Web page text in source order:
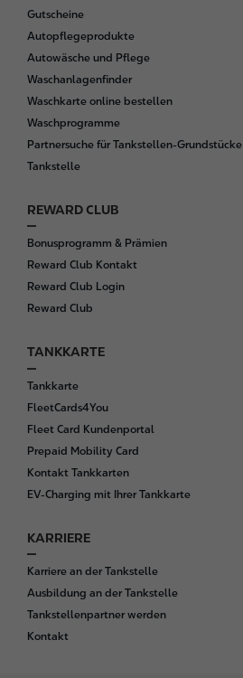
Gutscheine
Autopflegeprodukte
Autowäsche und Pflege
Waschanlagenfinder
Waschkarte online bestellen
Waschprogramme
Partnersuche für Tankstellen-Grundstücke
Tankstelle
REWARD CLUB
Bonusprogramm & Prämien
Reward Club Kontakt
Reward Club Login
Reward Club
TANKKARTE
Tankkarte
FleetCards4You
Fleet Card Kundenportal
Prepaid Mobility Card
Kontakt Tankkarten
EV-Charging mit Ihrer Tankkarte
KARRIERE
Karriere an der Tankstelle
Ausbildung an der Tankstelle
Tankstellenpartner werden
Kontakt